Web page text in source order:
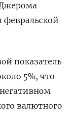
февральской
показатель
5%, что
валютного